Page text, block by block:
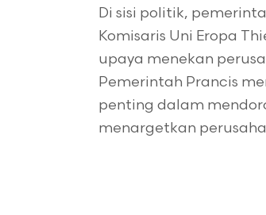
Di sisi politik,
Komisaris Uni Eropa
upaya menekan
Pemerintah Prancis
penting dalam
menargetkan